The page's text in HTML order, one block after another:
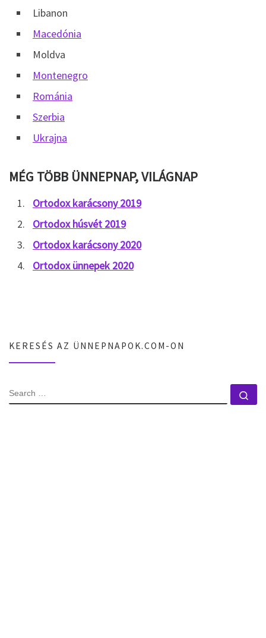
Libanon
Macedónia
Moldva
Montenegro
Románia
Szerbia
Ukrajna
MÉG TÖBB ÜNNEPNAP, VILÁGNAP
Ortodox karácsony 2019
Ortodox húsvét 2019
Ortodox karácsony 2020
Ortodox ünnepek 2020
KERESÉS AZ ÜNNEPNAPOK.COM-ON
SEARCH